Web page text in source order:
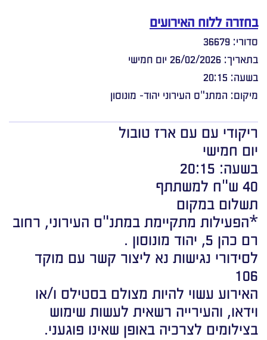
בחזרה ללוח האירועים
סדורי: 36679
בתאריך: 26/02/2026 יום חמישי
בשעה: 20:15
מיקום: המתנ"ס העירוני יהוד- מונוסון
ריקודי עם עם ארז טובול
יום חמישי
בשעה: 20:15
40 ש"ח למשתתף
תשלום במקום
*הפעילות מתקיימת במתנ"ס העירוני, רחוב
רם כהן 5, יהוד מונוסון .
לסידורי נגישות נא ליצור קשר עם מוקד
106
האירוע עשוי להיות מצולם בסטילס ו/או
וידאו, והעירייה רשאית לעשות שימוש
בצילומים לצרכיה באופן שאינו פוגעני.